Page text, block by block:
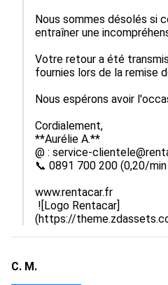
Nous sommes désolés si
entraîner une
Votre retour a été
fournies lors de la remise
Nous espérons avoir
Cordialement,
**Aurélie A.**
@ : service-
📞 0891 700 200 (0,20/
www.rentacar.fr
(https://
C. M.